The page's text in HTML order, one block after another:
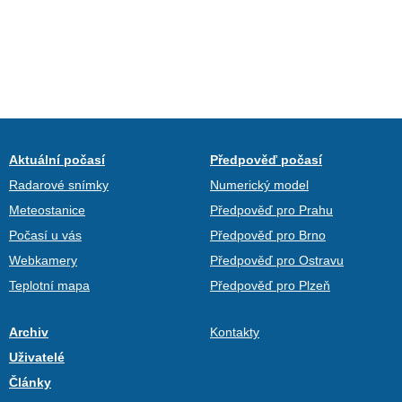
Aktuální počasí
Radarové snímky
Meteostanice
Počasí u vás
Webkamery
Teplotní mapa
Předpověď počasí
Numerický model
Předpověď pro Prahu
Předpověď pro Brno
Předpověď pro Ostravu
Předpověď pro Plzeň
Archiv
Uživatelé
Články
Kontakty